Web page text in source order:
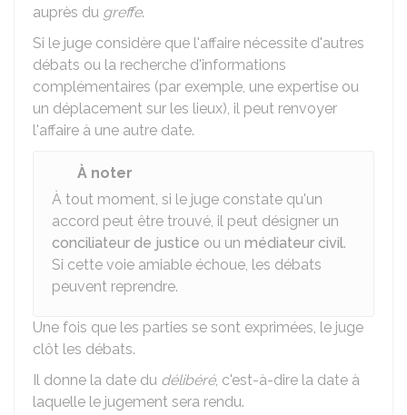
auprès du greffe.
Si le juge considère que l'affaire nécessite d'autres
débats ou la recherche d'informations
complémentaires (par exemple, une expertise ou
un déplacement sur les lieux), il peut renvoyer
l'affaire à une autre date.
À noter
À tout moment, si le juge constate qu'un
accord peut être trouvé, il peut désigner un
conciliateur de justice ou un médiateur civil.
Si cette voie amiable échoue, les débats
peuvent reprendre.
Une fois que les parties se sont exprimées, le juge
clôt les débats.
Il donne la date du délibéré, c'est-à-dire la date à
laquelle le jugement sera rendu.